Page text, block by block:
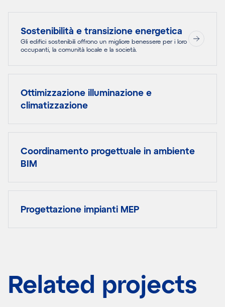
Sostenibilità e transizione energetica
Gli edifici sostenibili offrono un migliore benessere per i loro
occupanti, la comunità locale e la società.
Ottimizzazione illuminazione e
climatizzazione
Coordinamento progettuale in ambiente
BIM
Progettazione impianti MEP
Related projects